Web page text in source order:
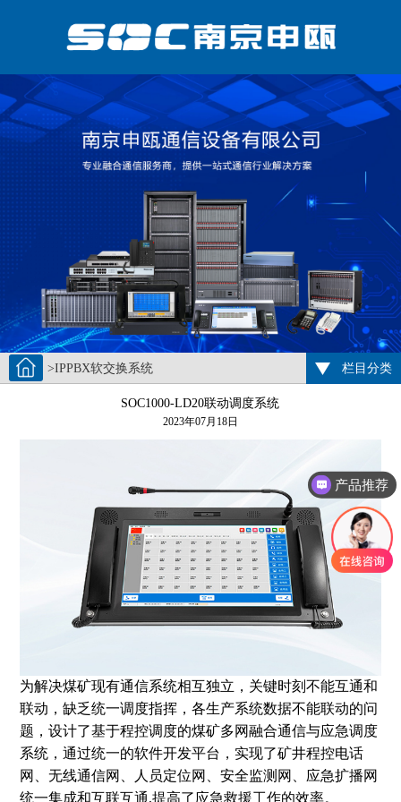
>IPPBX软交换系统 栏目分类
SOC1000-LD20联动调度系统
2023年07月18日
为解决煤矿现有通信系统相互独立，关键时刻不能互通和
联动，缺乏统一调度指挥，各生产系统数据不能联动的问
题，设计了基于程控调度的煤矿多网融合通信与应急调度
系统，通过统一的软件开发平台，实现了矿井程控电话
网、无线通信网、人员定位网、安全监测网、应急扩播网
统一集成和互联互通,提高了应急救援工作的效率。
产品推荐
程控交换机